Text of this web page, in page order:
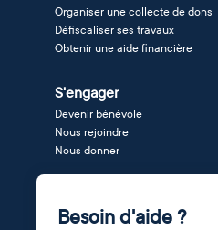
Organiser une collecte de dons
Défiscaliser ses travaux
Obtenir une aide financière
S'engager
Devenir bénévole
Nous rejoindre
Nous donner
Besoin d'aide ?